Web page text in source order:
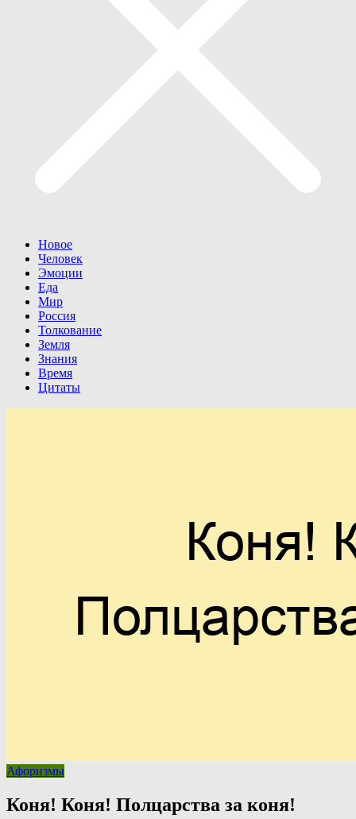
Новое
Человек
Эмоции
Еда
Мир
Россия
Толкование
Земля
Знания
Время
Цитаты
Афоризмы
Коня! Коня! Полцарства за коня!